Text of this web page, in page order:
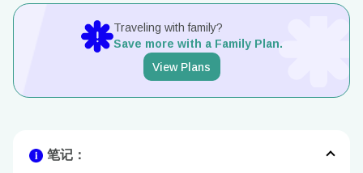
Traveling with family?
Save more with a Family Plan.
View Plans
笔记：